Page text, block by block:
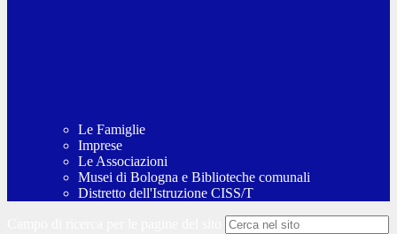
Le Famiglie
Imprese
Le Associazioni
Musei di Bologna e Biblioteche comunali
Distretto dell'Istruzione CISS/T